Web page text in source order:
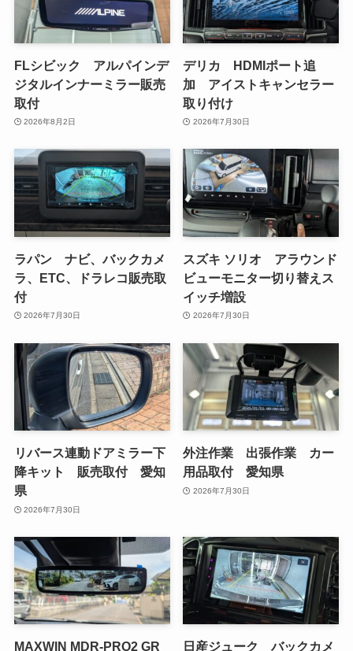
FLシビック アルパインデ
ジタルインナーミラー販売
取付
2026年8月2日
デリカ HDMIポート追
加 アイストキャンセラー
取り付け
2026年7月30日
ラパン ナビ、バックカメ
ラ、ETC、ドラレコ販売取
付
2026年7月30日
スズキ ソリオ アラウンド
ビューモニター切り替えス
イッチ増設
2026年7月30日
リバース連動ドアミラー下
降キット 販売取付 愛知
県
2026年7月30日
外注作業 出張作業 カー
用品取付 愛知県
2026年7月30日
MAXWIN MDR-PRO2 GR 日産ジューク バックカメ